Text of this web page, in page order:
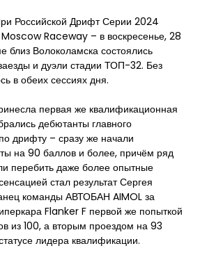
Российской Дрифт Серии 2024
Moscow Raceway – в воскресенье, 28
близ Волоколамска состоялись
и дуэли стадии ТОП-32. Без
в обеих сессиях дня.
первая же квалификационная
дебютанты главного
дрифту – сразу же начали
на 90 баллов и более, причём ряд
перебить даже более опытные
стал результат Сергея
команды АВТОБАН AIMOL за
Flanker F первой же попыткой
из 100, а вторым проездом на 93
лидера квалификации.